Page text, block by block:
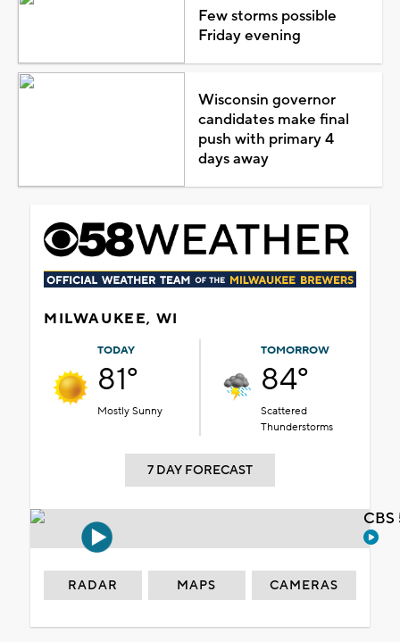
Few storms possible
Friday evening
Wisconsin governor
candidates make final
push with primary 4
days away
MILWAUKEE, WI
TODAY
81°
Mostly Sunny
TOMORROW
84°
Scattered
Thunderstorms
7 DAY FORECAST
RADAR MAPS CAMERAS